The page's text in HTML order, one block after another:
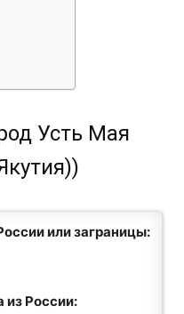
Усть Мая
или заграницы:
из России: